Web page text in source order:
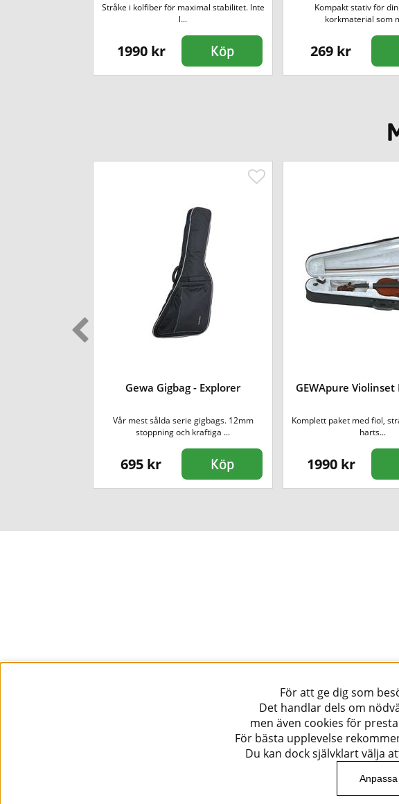
Stråke i kolfiber för maximal stabilitet. Inte
l...
1990 kr Köp
Kompakt stativ för
korkmaterial som
269 kr
Gewa Gigbag - Explorer
Vår mest sålda serie gigbags. 12mm
stoppning och kraftiga ...
695 kr Köp
GEWApure Violinset
Komplett paket med fiol,
harts...
1990 kr
För att ge dig som
Det handlar dels om
men även cookies för
För bästa upplevelse
Du kan dock självklart välja